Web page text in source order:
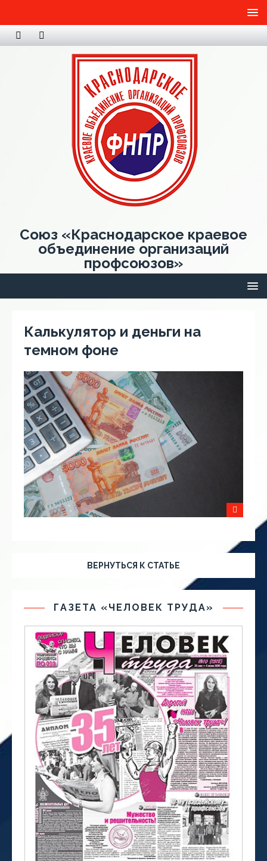
Союз «Краснодарское краевое
объединение организаций
профсоюзов»
Калькулятор и деньги на
темном фоне
ВЕРНУТЬСЯ К СТАТЬЕ
ГАЗЕТА «ЧЕЛОВЕК ТРУДА»